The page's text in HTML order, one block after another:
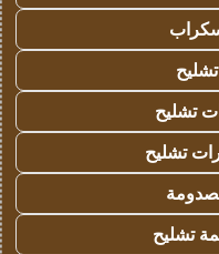
تشليح
تشليح
تشليح